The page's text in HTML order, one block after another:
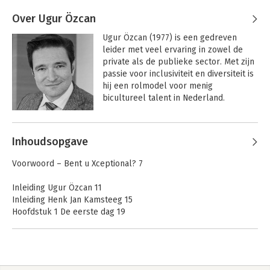
naar dienend leiderschap.
Zijn motto: Word de leidinggevende die
je zelf had willen hebben.
De onzichtbare
drempel
Over Ugur Özcan
Ugur Özcan (1977) is een gedreven
leider met veel ervaring in zowel de
private als de publieke sector. Met zijn
passie voor inclusiviteit en diversiteit is
hij een rolmodel voor menig
bicultureel talent in Nederland.
Andere boeken door Ugur Özcan
Inhoudsopgave
Voorwoord – Bent u Xceptional? 7
Inleiding Ugur Özcan 11
Inleiding Henk Jan Kamsteeg 15
Hoofdstuk 1 De eerste dag 19